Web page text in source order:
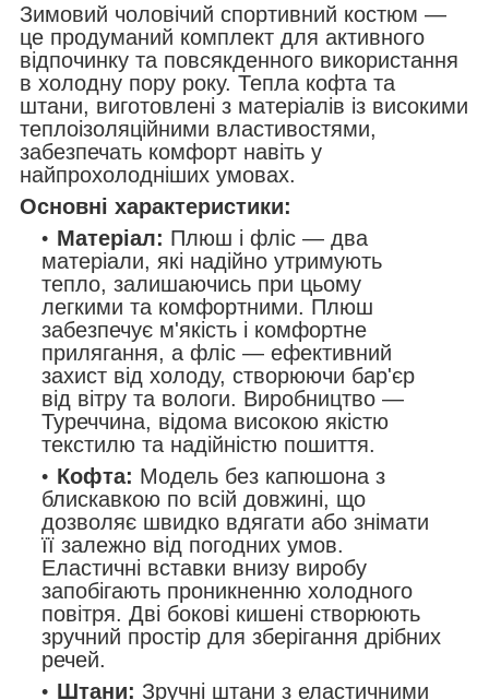
Зимовий чоловічий спортивний костюм —
це продуманий комплект для активного
відпочинку та повсякденного використання
в холодну пору року. Тепла кофта та
штани, виготовлені з матеріалів із високими
теплоізоляційними властивостями,
забезпечать комфорт навіть у
найпрохолодніших умовах.
Основні характеристики:
Матеріал: Плюш і фліс — два
матеріали, які надійно утримують
тепло, залишаючись при цьому
легкими та комфортними. Плюш
забезпечує м'якість і комфортне
прилягання, а фліс — ефективний
захист від холоду, створюючи бар'єр
від вітру та вологи. Виробництво —
Туреччина, відома високою якістю
текстилю та надійністю пошиття.
Кофта: Модель без капюшона з
блискавкою по всій довжині, що
дозволяє швидко вдягати або знімати
її залежно від погодних умов.
Еластичні вставки внизу виробу
запобігають проникненню холодного
повітря. Дві бокові кишені створюють
зручний простір для зберігання дрібних
речей.
Штани: Зручні штани з еластичними